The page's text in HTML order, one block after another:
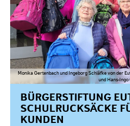
Monika Gertenbach und Ingeborg Schläfke von der
und Hans-
BÜRGERSTIFTUNG
SCHULRUCKSÄCKE
KUNDEN